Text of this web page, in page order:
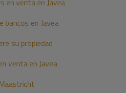
en venta en Javea
bancos en Javea
su propiedad
venta en Javea
Maastricht